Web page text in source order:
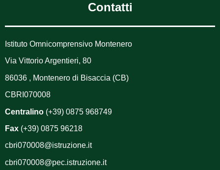
Contatti
Istituto Omnicomprensivo Montenero
Via Vittorio Argentieri, 80
86036 , Montenero di Bisaccia (CB)
CBRI070008
Centralino (+39) 0875 968749
Fax (+39) 0875 96218
cbri070008@istruzione.it
cbri070008@pec.istruzione.it